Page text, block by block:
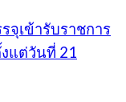
จุเข้ารับราชการ
แต่วันที่ 21